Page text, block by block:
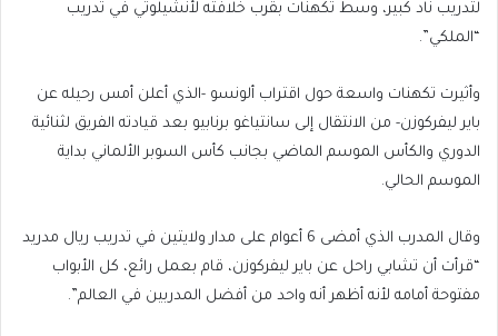
لتدريب ناد كبير، وسط تكهنات بقرب خلافته لأنشيلوتي في تدريب
“الملكي”.
وأثيرت تكهنات واسعة حول اقتراب ألونسو -الذي أعلن أمس رحيله عن
باير ليفركوزن- من الانتقال إلى سانتياغو برنابيو بعد قيادته الفريق لثنائية
الدوري والكأس الموسم الماضي بجانب كأس السوبر الألماني بداية
الموسم الحالي.
وقال المدرب الذي أمضى 6 أعوام على مدار ولايتين في تدريب ريال مدريد
“قرأت أن تشابي راحل عن باير ليفركوزن، قام بعمل رائع، كل الأبواب
مفتوحة أمامه لأنه أظهر أنه واحد من أفضل المدربين في العالم”.